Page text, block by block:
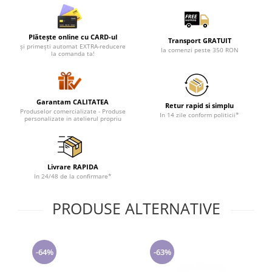
Lenjerii de pat pentru copii
Cadouri Cuplu
Fashion
Pijamale de CRACIUN
Pijamale de dama
Pijamale de barbati
Halate si capoate
Pijamale
WINTER Collection
Halate si pijamale Family
Incaltaminte
Pijamale de copii
Cadouri ocazii speciale
Tricouri de craciun
Plătește online cu CARD-ul
și primești automat EXTRA-reducere
la comanda ta!
Transport GRATUIT
la comenzi peste 350 RON
Garantam CALITATEA
Produselor comercializate - Produse
personalizate in atelierul propriu
Retur rapid si simplu
In 14 zile conform politicii*
Livrare RAPIDA
In 24/48 de la confirmare*
PRODUSE ALTERNATIVE
-64% -63%